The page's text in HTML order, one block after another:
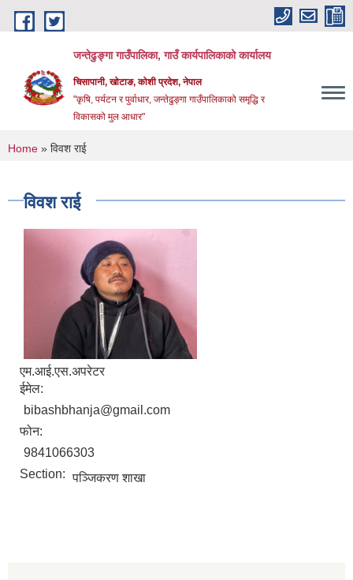
Skip to main content
जन्तेढुङ्गा गाउँपालिका, गाउँ कार्यपालिकाको कार्यालय
चिसापानी, खोटाङ, कोशी प्रदेश, नेपाल
"कृषि, पर्यटन र पुर्वाधार, जन्तेढुङ्गा गाउँपालिकाको समृद्धि र
विकासको मुल आधार"
You are here
Home » विवश राई
विवश राई
एम.आई.एस.अपरेटर
ईमेल:
bibashbhanja@gmail.com
फोन:
9841066303
Section: पञ्जिकरण शाखा